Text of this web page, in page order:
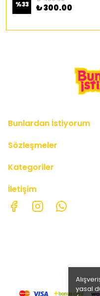
yasal
%33 ₺ 300.00
Bunlardan İstiyorum
Sözleşmeler
Kategoriler
İletişim